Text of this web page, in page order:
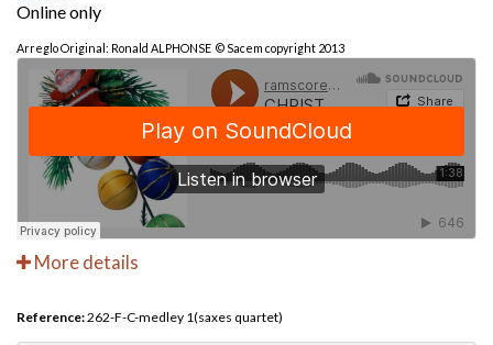
Online only
Arreglo Original: Ronald ALPHONSE © Sacem copyright 2013
More details
Reference:262-F-C-medley 1(saxes quartet)